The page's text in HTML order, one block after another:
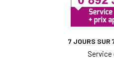
7 JOURS SUR